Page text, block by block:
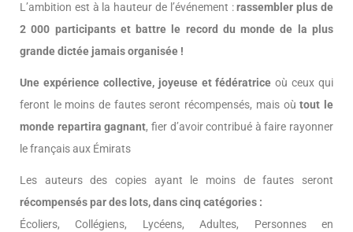
L’ambition est à la hauteur de l’événement :rassembler plus de
2 000 participants et battre le record du monde de la plus
grande dictée jamais organisée !
Une expérience collective, joyeuse et fédératrice où ceux qui
feront le moins de fautes seront récompensés, mais oùtout le
monde repartira gagnant, fier d’avoir contribué à faire rayonner
le français aux Émirats
Les auteurs des copies ayant le moins de fautes seront
récompensés par des lots, dans cinq catégories :
Écoliers, Collégiens, Lycéens, Adultes, Personnes en